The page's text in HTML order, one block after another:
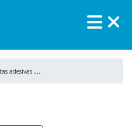
F
itas adesivas transparentes